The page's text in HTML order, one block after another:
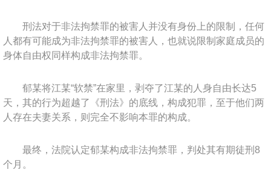
刑法对于非法拘禁罪的被害人并没有身份上的限制，任何
人都有可能成为非法拘禁罪的被害人，也就说限制家庭成员的
身体自由权同样构成非法拘禁罪。
郁某将江某“软禁”在家里，剥夺了江某的人身自由长达5
天，其的行为超越了《刑法》的底线，构成犯罪，至于他们两
人存在夫妻关系，则完全不影响本罪的构成。
最终，法院认定郁某构成非法拘禁罪，判处其有期徒刑8
个月。